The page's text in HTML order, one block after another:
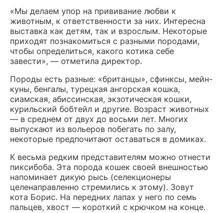
«Мы делаем упор на прививание любви к
животным, к ответственности за них. Интересна
выставка как детям, так и взрослым. Некоторые
приходят познакомиться с разными породами,
чтобы определиться, какого котика себе
завести», — отметила директор.
Породы есть разные: «британцы», сфинксы, мейн-
куны, бенгалы, турецкая ангорская кошка,
сиамская, абиссинская, экзотическая кошки,
курильский бобтейл и другие. Возраст животных
— в среднем от двух до восьми лет. Многих
выпускают из вольеров побегать по залу,
некоторые предпочитают оставаться в домиках.
К весьма редким представителям можно отнести
пиксибоба. Эта порода кошек своей внешностью
напоминает дикую рысь (селекционеры
целенаправленно стремились к этому). Зовут
кота Борис. На передних лапах у него по семь
пальцев, хвост — короткий с крючком на конце.